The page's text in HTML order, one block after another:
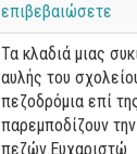
επιβεβαιώσετε
Τα κλαδιά μιας
αυλής του
πεζοδρόμια επί
παρεμποδίζουν
πεζών.Ευχαριστώ